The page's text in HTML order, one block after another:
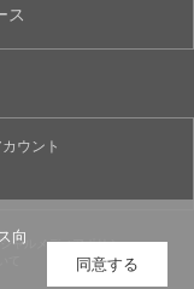
向
同意する
ス
ウント
ャルメディアポリシー